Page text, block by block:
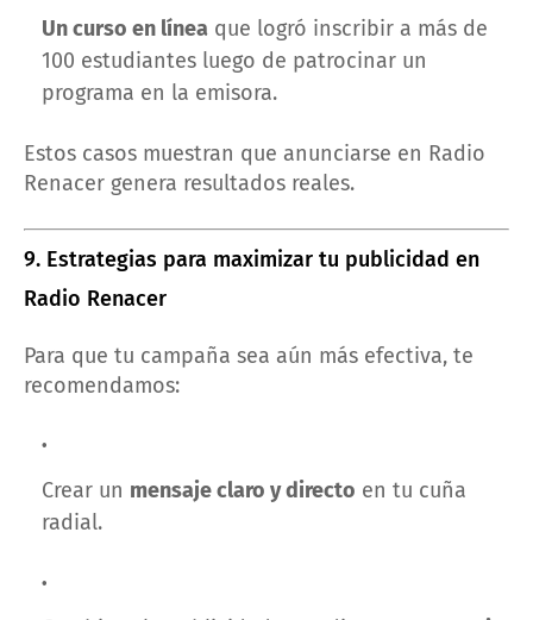
Un curso en línea que logró inscribir a más de
100 estudiantes luego de patrocinar un
programa en la emisora.
Estos casos muestran que anunciarse en Radio
Renacer genera resultados reales.
9. Estrategias para maximizar tu publicidad en
Radio Renacer
Para que tu campaña sea aún más efectiva, te
recomendamos:
Crear un mensaje claro y directo en tu cuña
radial.